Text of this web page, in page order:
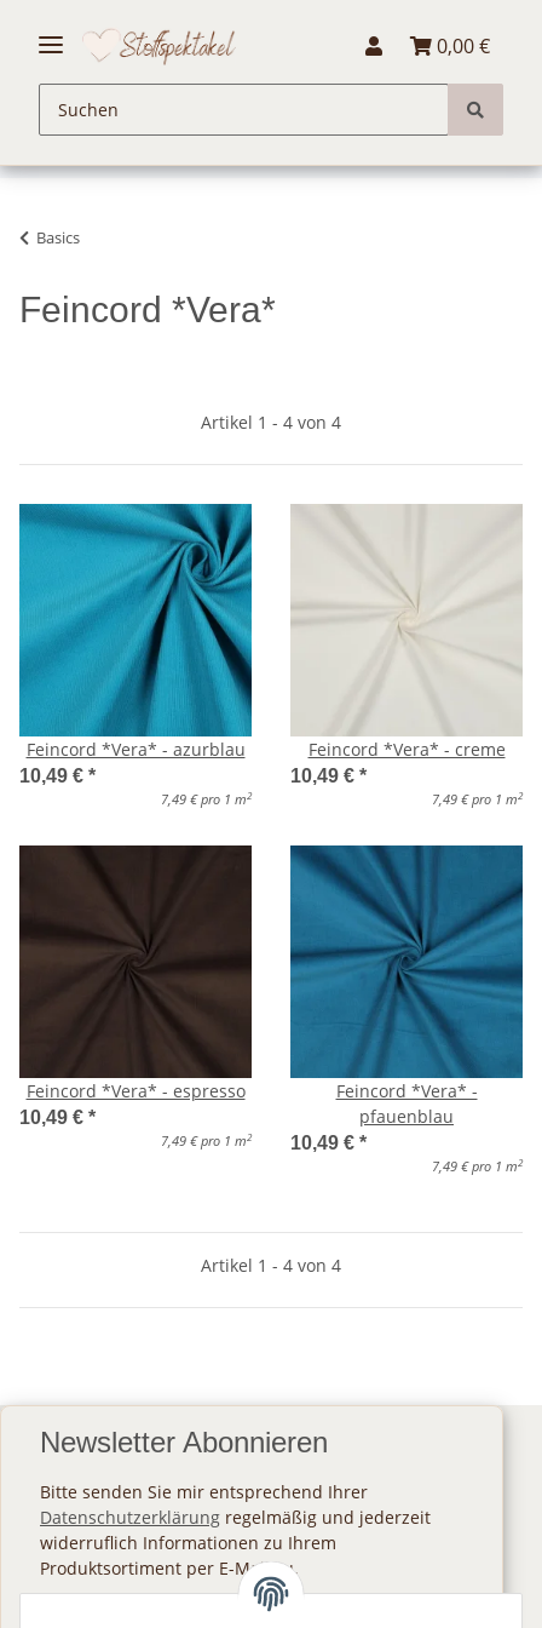
0,00 €
Basics
Feincord *Vera*
Artikel 1 - 4 von 4
Feincord *Vera* - azurblau
10,49 € *
7,49 € pro 1 m 2
Feincord *Vera* - creme
10,49 € *
7,49 € pro 1 m 2
Feincord *Vera* - espresso
10,49 € *
7,49 € pro 1 m 2
Feincord *Vera* -
pfauenblau
10,49 € *
7,49 € pro 1 m 2
Artikel 1 - 4 von 4
Newsletter Abonnieren
Bitte senden Sie mir entsprechend Ihrer
Datenschutzerklärung regelmäßig und jederzeit
widerruflich Informationen zu Ihrem
Produktsortiment per E-Mail zu.